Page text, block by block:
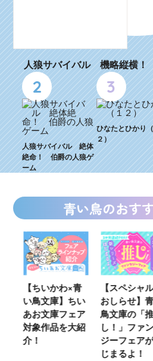
人狼サバイバル 機略縦横
2
人狼サバイバル 絶体
絶命！ 伯爵の人狼ゲ
ーム
3
ひなたとひかり
２）
青い鳥のおす
【ちいかわ×青
い鳥文庫】ちい
あお文庫フェア
対象作品を大紹
介！
【スペシャ
おしらせ】
鳥文庫の「
し！」ファ
ジーフェア
じまるよ！